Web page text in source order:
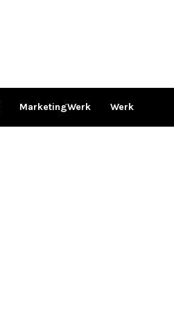
MarketingWerk Werk